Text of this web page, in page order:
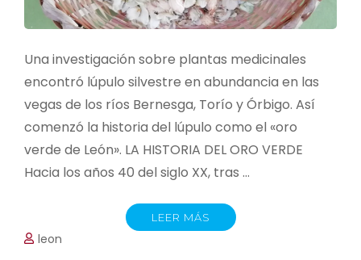
Una investigación sobre plantas medicinales
encontró lúpulo silvestre en abundancia en las
vegas de los ríos Bernesga, Torío y Órbigo. Así
comenzó la historia del lúpulo como el «oro
verde de León». LA HISTORIA DEL ORO VERDE
Hacia los años 40 del siglo XX, tras …
LEER MÁS
leon